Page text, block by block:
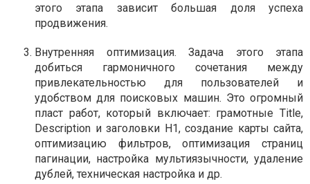
этого этапа зависит большая доля успеха
продвижения.
Внутренняя оптимизация. Задача этого этапа
добиться гармоничного сочетания между
привлекательностью для пользователей и
удобством для поисковых машин. Это огромный
пласт работ, который включает: грамотные Title,
Description и заголовки H1, создание карты сайта,
оптимизацию фильтров, оптимизация страниц
пагинации, настройка мультиязычности, удаление
дублей, техническая настройка и др.